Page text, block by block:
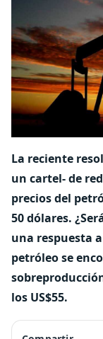
La reciente
un cartel- de
precios del
50 dólares.
una respuesta
petróleo se
los US$55.